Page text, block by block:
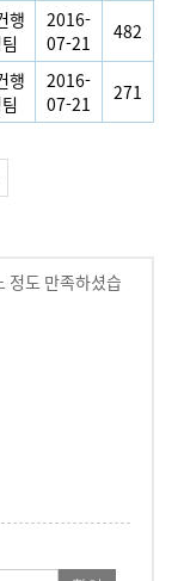
행
2016-
07-21
482
행
2016-
07-21
271
정도 만족하셨습